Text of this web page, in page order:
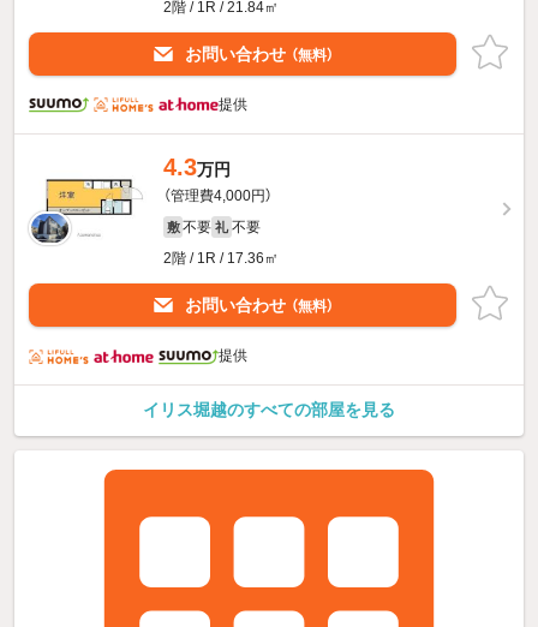
2階 / 1R / 21.84㎡
お問い合わせ （無料）
提供
4.3万円
（管理費4,000円）
敷 不要 礼 不要
2階 / 1R / 17.36㎡
お問い合わせ （無料）
提供
イリス堀越のすべての部屋を見る